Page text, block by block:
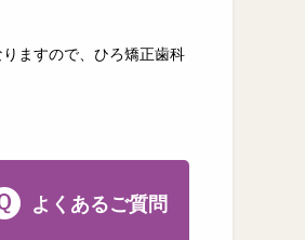
ますので、ひろ矯正歯科
よくあるご質問